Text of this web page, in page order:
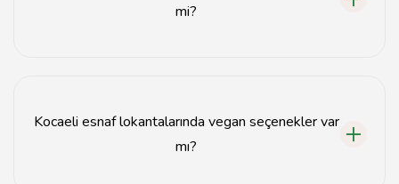
mi?
Kocaeli esnaf lokantalarında vegan seçenekler var
mı?